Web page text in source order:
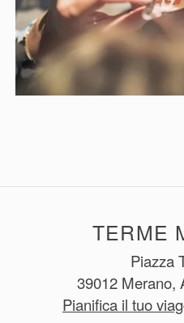
Piazza
39012 Merano,
Pianifica il tuo
TERME